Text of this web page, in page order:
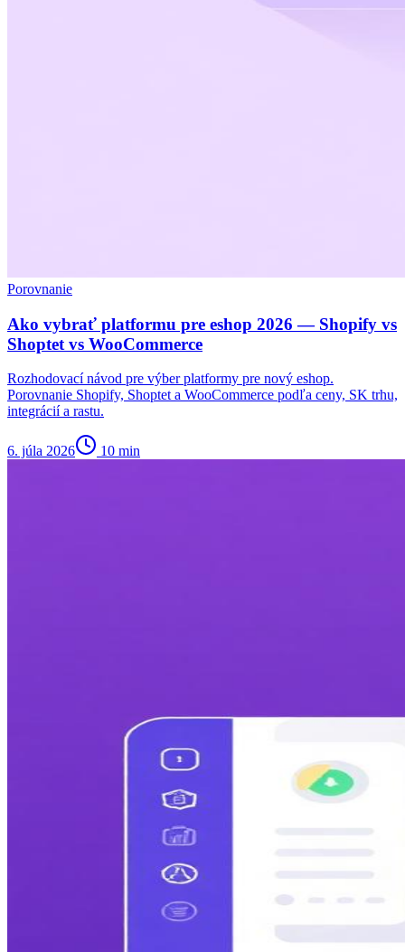
Porovnanie
Ako vybrať platformu pre eshop 2026 — Shopify vs
Shoptet vs WooCommerce
Rozhodovací návod pre výber platformy pre nový eshop.
Porovnanie Shopify, Shoptet a WooCommerce podľa ceny, SK trhu,
integrácií a rastu.
6. júla 2026 10 min